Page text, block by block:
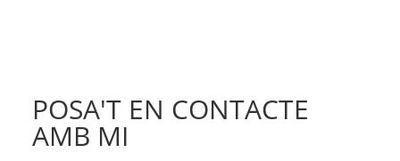
POSA'T EN CONTACTE
AMB MI